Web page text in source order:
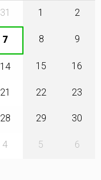
31 1 2
7 8 9
14 15 16
21 22 23
28 29 30
4 5 6